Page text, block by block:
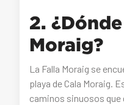
2.
Moraig?
La Falla Moraig se
playa de Cala Moraig.
caminos sinuosos que